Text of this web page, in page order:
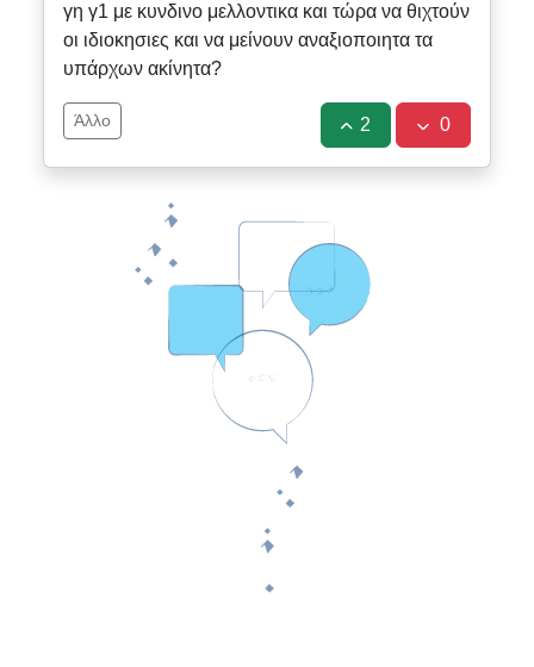
γη γ1 με κυνδινο μελλοντικα και τώρα να θιχτούν
οι ιδιοκησιες και να μείνουν αναξιοποιητα τα
υπάρχων ακίνητα?
Άλλο 2 0